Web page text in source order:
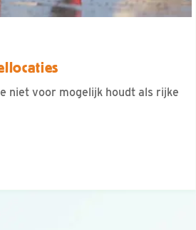
niet voor mogelijk houdt als rijke